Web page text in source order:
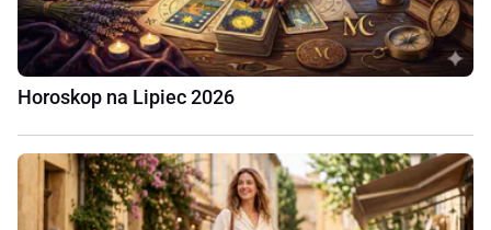
Horoskop na Lipiec 2026